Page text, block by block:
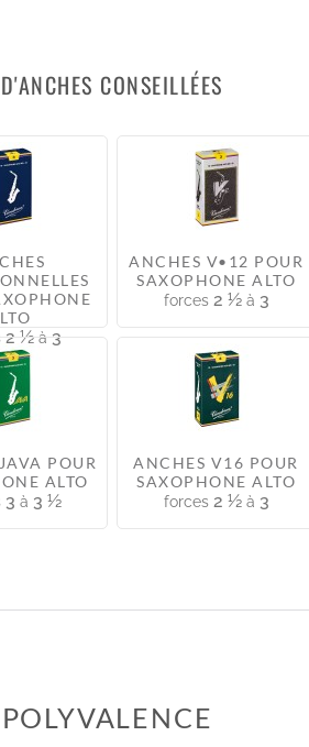
CONSEILLÉES
2 ½à3
ANCHES V•12 POUR
SAXOPHONE ALTO
forces 2 ½à 3
POUR
ALTO
3 à 3 ½
ANCHES V16 POUR
SAXOPHONE ALTO
forces 2 ½à 3